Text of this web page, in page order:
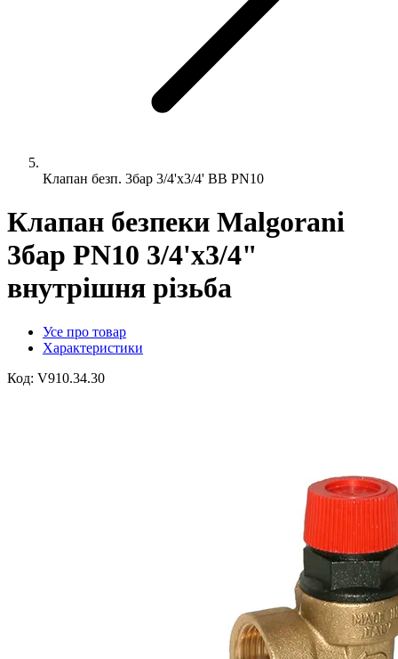
Клапан безп. 3бар 3/4'х3/4' ВВ PN10
Клапан безпеки Malgorani
3бар PN10 3/4'х3/4"
внутрішня різьба
Усе про товар
Характеристики
Код: V910.34.30